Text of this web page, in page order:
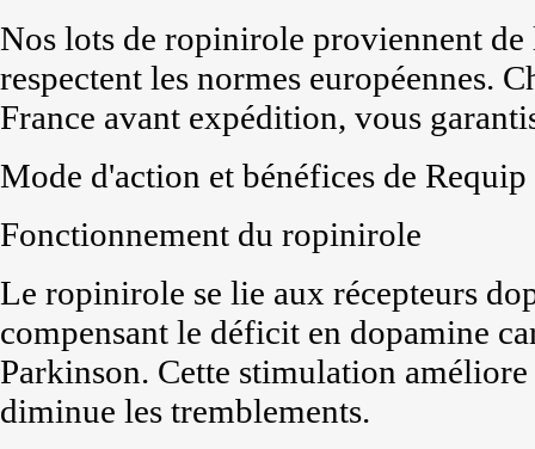
Nos lots de ropinirole proviennent
respectent les normes européennes.
France avant expédition, vous
Mode d'action et bénéfices de Requip
Fonctionnement du ropinirole
Le ropinirole se lie aux récepteurs
compensant le déficit en dopamine
Parkinson. Cette stimulation
diminue les tremblements.